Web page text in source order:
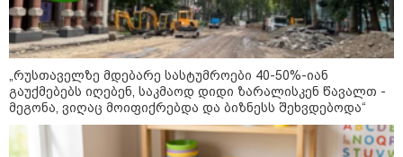
11:40 / 07-08-2026
"დაკავებულია 3 პირი, რომლებიც
სისტემატურად ამზადებდნენ ცნობილი
„რუსთაველზე მდებარე სასტუმროები 40-50%-იან
გაუქმებებს იღებენ, საკმაოდ დიდი ზარალისკენ წავალთ -
მეგონა, ვიღაც მოიფიქრებდა და ბიზნესს შეხვდებოდა“